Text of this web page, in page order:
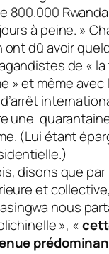
800.000
à peine. »
ont dû avoir
de «
» et même avec
une
(Lui étant
disons que
et
nous
», «